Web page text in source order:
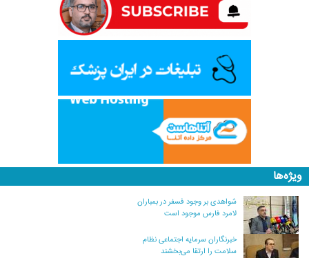
ویژه‌ها
شواهدی بر وجود فسفر در بمباران
لامرد فارس موجود است
خبرنگاران سرمایه اجتماعی نظام
سلامت را ارتقا می‌بخشند